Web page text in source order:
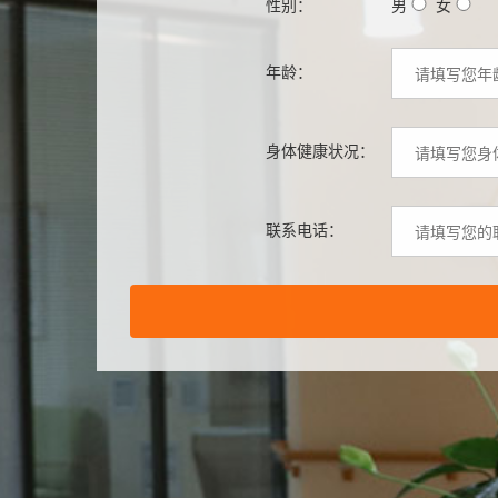
性别： 男 女
年龄：
身体健康状况：
联系电话：